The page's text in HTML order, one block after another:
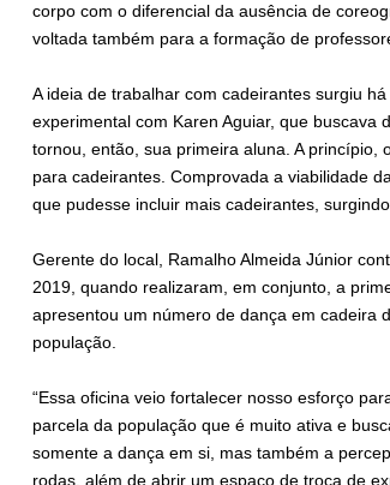
corpo com o diferencial da ausência de
voltada também para a formação de
A ideia de trabalhar com cadeirantes surgiu
experimental com Karen Aguiar, que
tornou, então, sua primeira aluna. A princípio,
para cadeirantes. Comprovada a viabilidade
que pudesse incluir mais cadeirantes,
Gerente do local, Ramalho Almeida Júnior
2019, quando realizaram, em conjunto, a
apresentou um número de dança em cadeira
população.
“Essa oficina veio fortalecer nosso esforço
parcela da população que é muito ativa e
somente a dança em si, mas também a
rodas, além de abrir um espaço de troca de